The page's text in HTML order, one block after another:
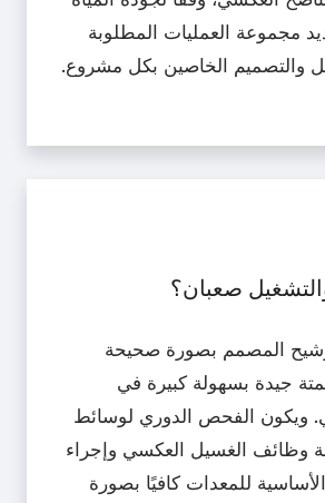
مجموعة العمليات المطلوبة
والتصميم الخاصين بكل مشروع.
صعبان؟
المصمم بصورة صحيحة
جيدة بسهولة كبيرة في
ويكون الفحص الدوري لوسائط
وظائف الغسيل العكسي وإجراء
للمعدات كافيًا بصورة